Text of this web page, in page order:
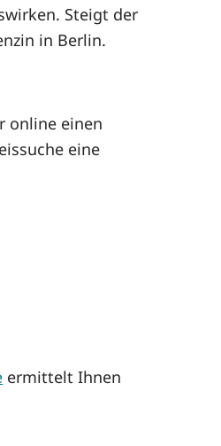
Steigt der
in Berlin.
online einen
eine
ermittelt Ihnen